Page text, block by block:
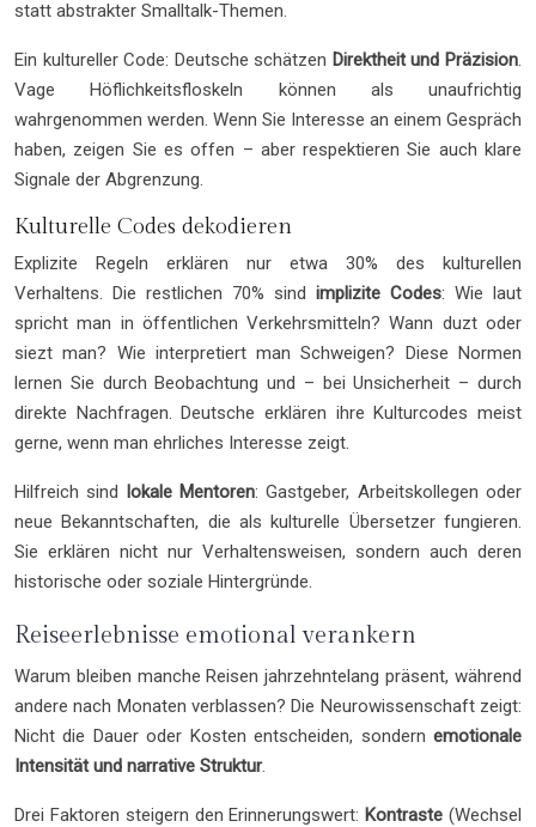
statt abstrakter Smalltalk-Themen.
Ein kultureller Code: Deutsche schätzen Direktheit und Präzision.
Vage Höflichkeitsfloskeln können als unaufrichtig
wahrgenommen werden. Wenn Sie Interesse an einem Gespräch
haben, zeigen Sie es offen – aber respektieren Sie auch klare
Signale der Abgrenzung.
Kulturelle Codes dekodieren
Explizite Regeln erklären nur etwa 30% des kulturellen
Verhaltens. Die restlichen 70% sind implizite Codes: Wie laut
spricht man in öffentlichen Verkehrsmitteln? Wann duzt oder
siezt man? Wie interpretiert man Schweigen? Diese Normen
lernen Sie durch Beobachtung und – bei Unsicherheit – durch
direkte Nachfragen. Deutsche erklären ihre Kulturcodes meist
gerne, wenn man ehrliches Interesse zeigt.
Hilfreich sind lokale Mentoren: Gastgeber, Arbeitskollegen oder
neue Bekanntschaften, die als kulturelle Übersetzer fungieren.
Sie erklären nicht nur Verhaltensweisen, sondern auch deren
historische oder soziale Hintergründe.
Reiseerlebnisse emotional verankern
Warum bleiben manche Reisen jahrzehntelang präsent, während
andere nach Monaten verblassen? Die Neurowissenschaft zeigt:
Nicht die Dauer oder Kosten entscheiden, sondern emotionale
Intensität und narrative Struktur.
Drei Faktoren steigern den Erinnerungswert: Kontraste (Wechsel